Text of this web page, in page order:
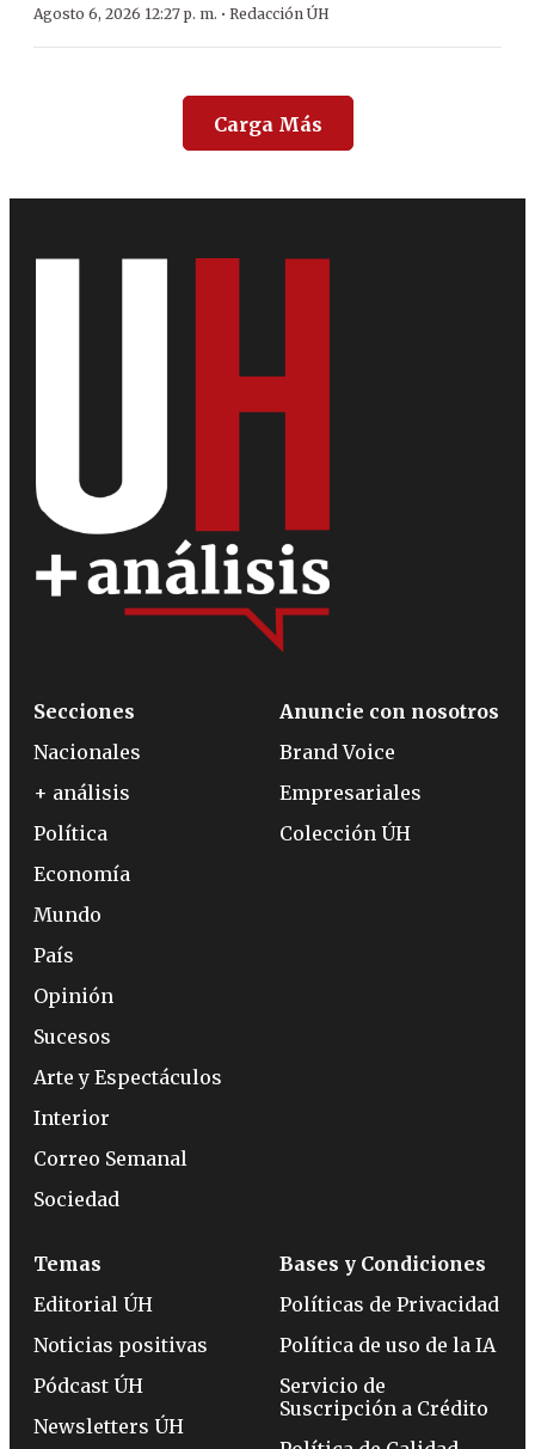
Agosto 6, 2026 12:27 p. m. · Redacción ÚH
Carga Más
Secciones
Nacionales
+ análisis
Política
Economía
Mundo
País
Opinión
Sucesos
Arte y Espectáculos
Interior
Correo Semanal
Sociedad
Anuncie con nosotros
Brand Voice
Empresariales
Colección ÚH
Temas
Editorial ÚH
Noticias positivas
Pódcast ÚH
Newsletters ÚH
Bases y Condiciones
Políticas de Privacidad
Política de uso de la IA
Servicio de
Suscripción a Crédito